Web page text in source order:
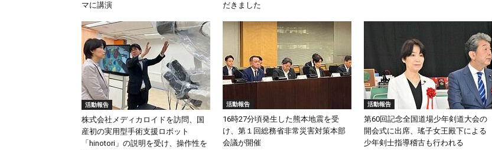
マに講演
だきました
活動報告
株式会社メディカロイドを訪問、国
産初の実用型手術支援ロボット
「hinotori」の説明を受け、操作性を
活動報告
16時27分頃発生した熊本地震を受
け、第１回総務省非常災害対策本部
会議が開催
活動報告
第60回記念全国道場少年剣道大会の
開会式に出席、瑤子女王殿下による
少年剣士指導稽古も行われる